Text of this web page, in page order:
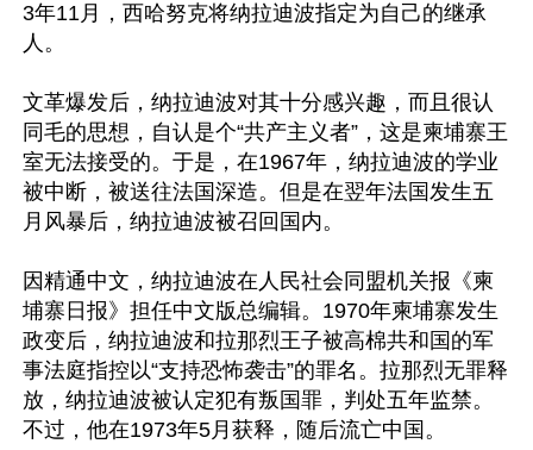
3年11月，西哈努克将纳拉迪波指定为自己的继承
人。
文革爆发后，纳拉迪波对其十分感兴趣，而且很认
同毛的思想，自认是个“共产主义者”，这是柬埔寨王
室无法接受的。于是，在1967年，纳拉迪波的学业
被中断，被送往法国深造。但是在翌年法国发生五
月风暴后，纳拉迪波被召回国内。
因精通中文，纳拉迪波在人民社会同盟机关报《柬
埔寨日报》担任中文版总编辑。1970年柬埔寨发生
政变后，纳拉迪波和拉那烈王子被高棉共和国的军
事法庭指控以“支持恐怖袭击”的罪名。拉那烈无罪释
放，纳拉迪波被认定犯有叛国罪，判处五年监禁。
不过，他在1973年5月获释，随后流亡中国。